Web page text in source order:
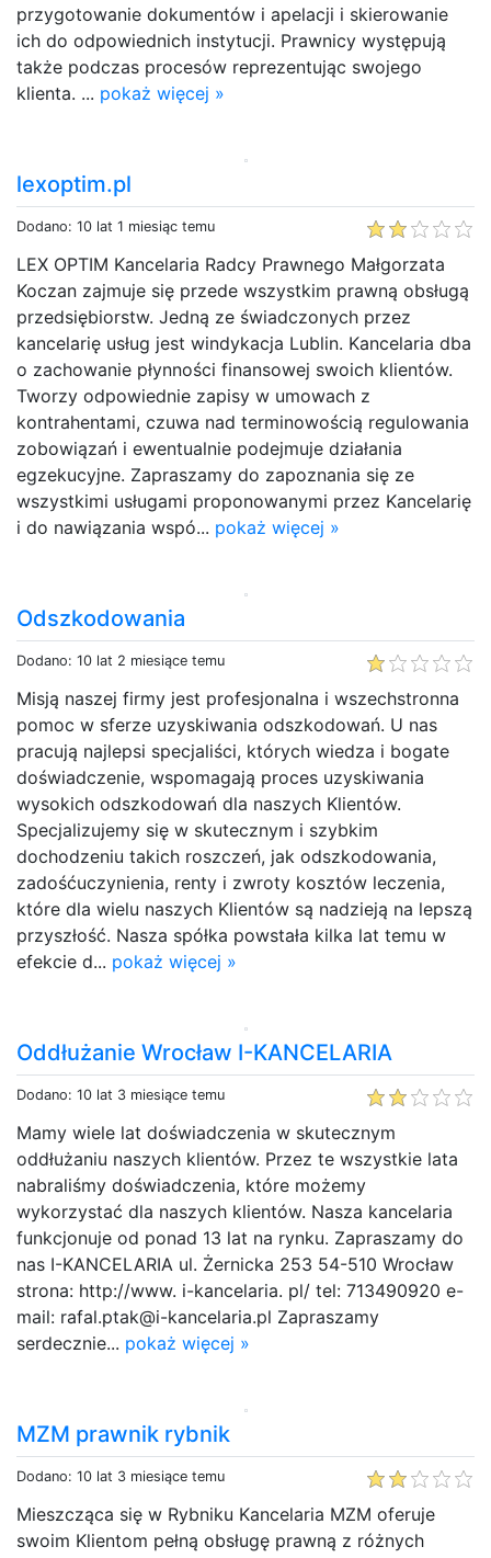
przygotowanie dokumentów i apelacji i skierowanie
ich do odpowiednich instytucji. Prawnicy występują
także podczas procesów reprezentując swojego
klienta. ... pokaż więcej »
lexoptim.pl
Dodano: 10 lat 1 miesiąc temu
LEX OPTIM Kancelaria Radcy Prawnego Małgorzata
Koczan zajmuje się przede wszystkim prawną obsługą
przedsiębiorstw. Jedną ze świadczonych przez
kancelarię usług jest windykacja Lublin. Kancelaria dba
o zachowanie płynności finansowej swoich klientów.
Tworzy odpowiednie zapisy w umowach z
kontrahentami, czuwa nad terminowością regulowania
zobowiązań i ewentualnie podejmuje działania
egzekucyjne. Zapraszamy do zapoznania się ze
wszystkimi usługami proponowanymi przez Kancelarię
i do nawiązania wspó... pokaż więcej »
Odszkodowania
Dodano: 10 lat 2 miesiące temu
Misją naszej firmy jest profesjonalna i wszechstronna
pomoc w sferze uzyskiwania odszkodowań. U nas
pracują najlepsi specjaliści, których wiedza i bogate
doświadczenie, wspomagają proces uzyskiwania
wysokich odszkodowań dla naszych Klientów.
Specjalizujemy się w skutecznym i szybkim
dochodzeniu takich roszczeń, jak odszkodowania,
zadośćuczynienia, renty i zwroty kosztów leczenia,
które dla wielu naszych Klientów są nadzieją na lepszą
przyszłość. Nasza spółka powstała kilka lat temu w
efekcie d... pokaż więcej »
Oddłużanie Wrocław I-KANCELARIA
Dodano: 10 lat 3 miesiące temu
Mamy wiele lat doświadczenia w skutecznym
oddłużaniu naszych klientów. Przez te wszystkie lata
nabraliśmy doświadczenia, które możemy
wykorzystać dla naszych klientów. Nasza kancelaria
funkcjonuje od ponad 13 lat na rynku. Zapraszamy do
nas I-KANCELARIA ul. Żernicka 253 54-510 Wrocław
strona: http://www. i-kancelaria. pl/ tel: 713490920 e-
mail: rafal.ptak@i-kancelaria.pl Zapraszamy
serdecznie... pokaż więcej »
MZM prawnik rybnik
Dodano: 10 lat 3 miesiące temu
Mieszcząca się w Rybniku Kancelaria MZM oferuje
swoim Klientom pełną obsługę prawną z różnych